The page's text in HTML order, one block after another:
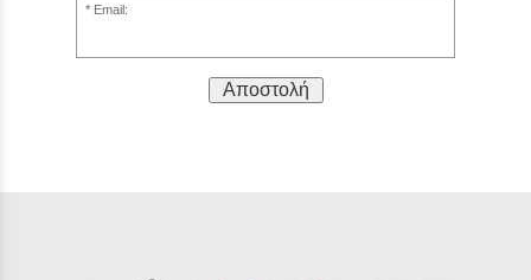
Email:
Αποστολή